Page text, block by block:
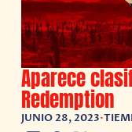
Aparece
Redemption
JUNIO 28, 2023•